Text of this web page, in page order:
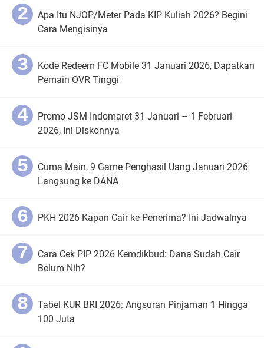
Apa Itu NJOP/Meter Pada KIP Kuliah 2026? Begini
Cara Mengisinya
Kode Redeem FC Mobile 31 Januari 2026, Dapatkan
Pemain OVR Tinggi
Promo JSM Indomaret 31 Januari – 1 Februari
2026, Ini Diskonnya
Cuma Main, 9 Game Penghasil Uang Januari 2026
Langsung ke DANA
PKH 2026 Kapan Cair ke Penerima? Ini Jadwalnya
Cara Cek PIP 2026 Kemdikbud: Dana Sudah Cair
Belum Nih?
Tabel KUR BRI 2026: Angsuran Pinjaman 1 Hingga
100 Juta